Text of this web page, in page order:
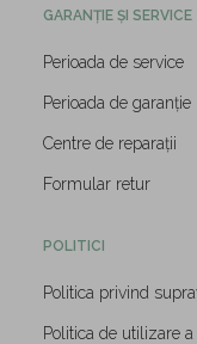
GARANȚIE ȘI SERVICE
Perioada de service
Perioada de garanție
Centre de reparații
Formular retur
POLITICI
Politica privind
Politica de utilizare